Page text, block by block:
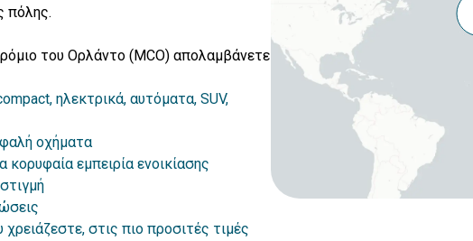
πόλης.
του Ορλάντο (MCO) απολαμβάνετε
ηλεκτρικά, αυτόματα, SUV,
οχήματα
κορυφαία εμπειρία ενοικίασης
στις πιο προσιτές τιμές